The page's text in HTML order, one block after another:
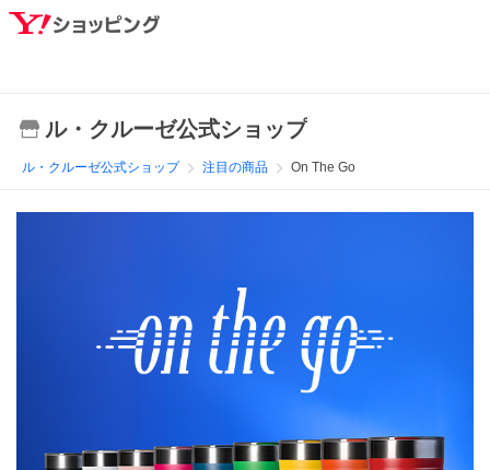
ル・クルーゼ公式ショップ
ル・クルーゼ公式ショップ 注目の商品 On The Go